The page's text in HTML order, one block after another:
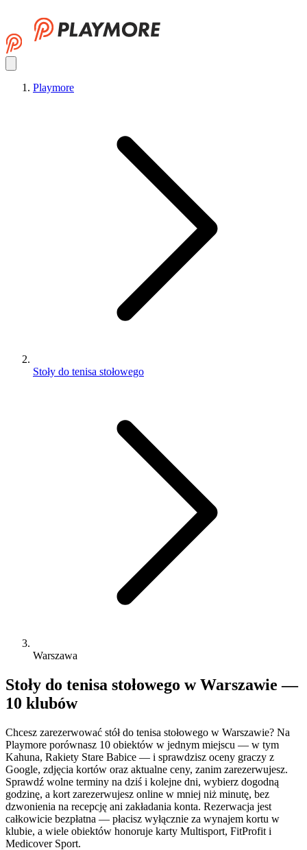
Playmore
Stoły do tenisa stołowego
Warszawa
Stoły do tenisa stołowego w Warszawie —
10 klubów
Chcesz zarezerwować stół do tenisa stołowego w Warszawie? Na
Playmore porównasz 10 obiektów w jednym miejscu — w tym
Kahuna, Rakiety Stare Babice — i sprawdzisz oceny graczy z
Google, zdjęcia kortów oraz aktualne ceny, zanim zarezerwujesz.
Sprawdź wolne terminy na dziś i kolejne dni, wybierz dogodną
godzinę, a kort zarezerwujesz online w mniej niż minutę, bez
dzwonienia na recepcję ani zakładania konta. Rezerwacja jest
całkowicie bezpłatna — płacisz wyłącznie za wynajem kortu w
klubie, a wiele obiektów honoruje karty Multisport, FitProfit i
Medicover Sport.